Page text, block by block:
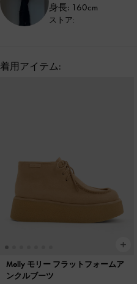
身長: 160cm
ストア:
着用アイテム:
Molly モリー フラットフォームア
ンクルブーツ